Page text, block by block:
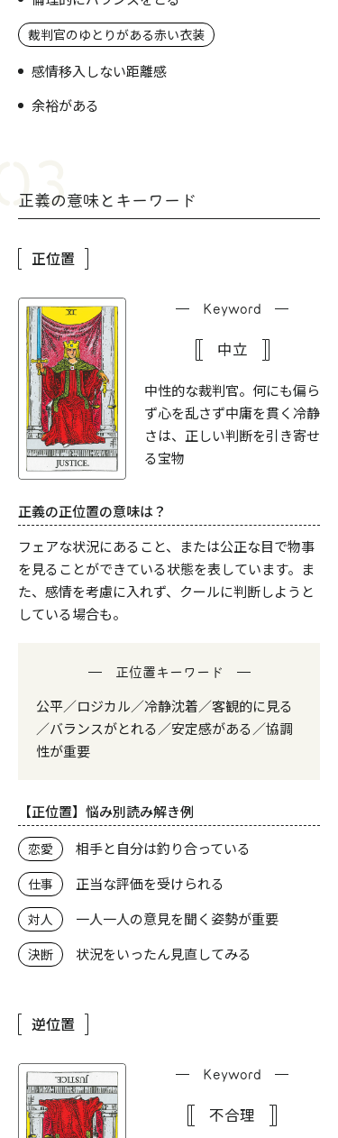
裁判官のゆとりがある赤い衣装
感情移入しない距離感
余裕がある
正義の意味とキーワード
正位置
Keyword
中立
中性的な裁判官。何にも偏ら
ず心を乱さず中庸を貫く冷静
さは、正しい判断を引き寄せ
る宝物
正義の正位置の意味は？
フェアな状況にあること、または公正な目で物事
を見ることができている状態を表しています。ま
た、感情を考慮に入れず、クールに判断しようと
している場合も。
正位置キーワード
公平／ロジカル／冷静沈着／客観的に見る
／バランスがとれる／安定感がある／協調
性が重要
【正位置】悩み別読み解き例
恋愛 相手と自分は釣り合っている
仕事 正当な評価を受けられる
対人 一人一人の意見を聞く姿勢が重要
決断 状況をいったん見直してみる
逆位置
Keyword
不合理